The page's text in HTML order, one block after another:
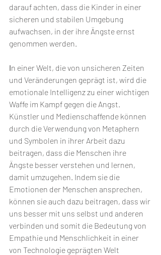
darauf achten, dass die Kinder in einer
sicheren und stabilen Umgebung
aufwachsen, in der ihre Ängste ernst
genommen werden.
In einer Welt, die von unsicheren Zeiten
und Veränderungen geprägt ist, wird die
emotionale Intelligenz zu einer wichtigen
Waffe im Kampf gegen die Angst.
Künstler und Medienschaffende können
durch die Verwendung von Metaphern
und Symbolen in ihrer Arbeit dazu
beitragen, dass die Menschen ihre
Ängste besser verstehen und lernen,
damit umzugehen. Indem sie die
Emotionen der Menschen ansprechen,
können sie auch dazu beitragen, dass wir
uns besser mit uns selbst und anderen
verbinden und somit die Bedeutung von
Empathie und Menschlichkeit in einer
von Technologie geprägten Welt